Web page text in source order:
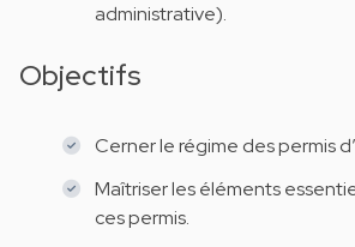
administrative).
Objectifs
Cerner le régime des permis
Maîtriser les éléments
ces permis.